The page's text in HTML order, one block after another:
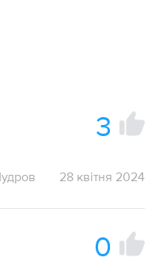
3
28 квітня 2024
0